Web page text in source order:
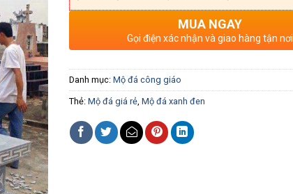
MUA NGAY
Gọi điện xác nhận và giao hàng tận nơi
Danh mục: Mộ đá công giáo
Thẻ: Mộ đá giá rẻ, Mộ đá xanh đen